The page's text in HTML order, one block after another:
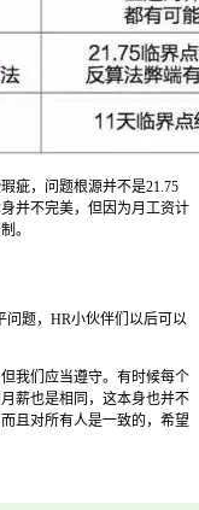
疵，问题根源并不是21.75
并不完美，但因为月工资计
。
题，HR小伙伴们以后可以
我们应当遵守。有时候每个
薪也是相同，这本身也并不
且对所有人是一致的，希望